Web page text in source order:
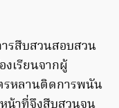
รสืบสวนสอบสวน
งเรียนจากผู้
รหลานติดการพนัน